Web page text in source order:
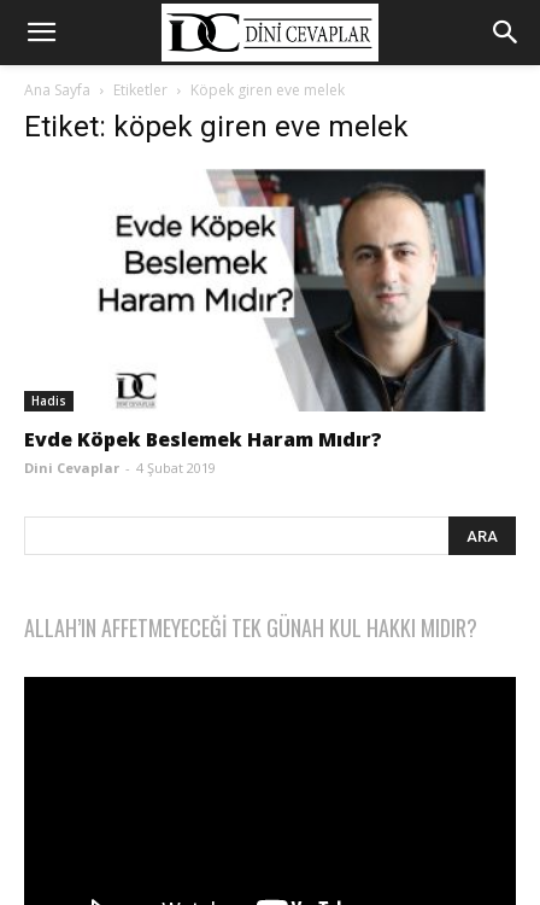
Ana Sayfa Etiketler Köpek giren eve melek
Etiket: köpek giren eve melek
Hadis
Evde Köpek Beslemek Haram Mıdır?
Dini Cevaplar - 4 Şubat 2019
ALLAH’IN AFFETMEYECEĞI TEK GÜNAH KUL HAKKI MIDIR?